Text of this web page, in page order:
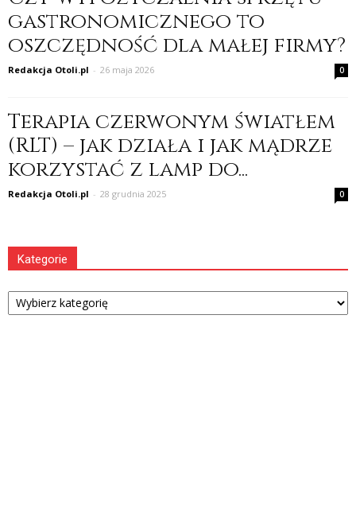
gastronomicznego to
oszczędność dla małej firmy?
Redakcja Otoli.pl - 26 maja 2026 0
Terapia czerwonym światłem
(RLT) – jak działa i jak mądrze
korzystać z lamp do...
Redakcja Otoli.pl - 28 grudnia 2025 0
Kategorie
Kategorie